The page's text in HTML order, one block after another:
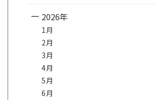
2026年
1月
2月
3月
4月
5月
6月